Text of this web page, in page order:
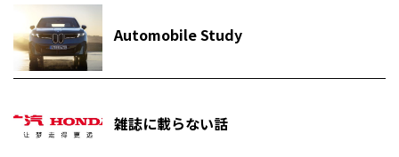
Automobile Study
雑誌に載らない話